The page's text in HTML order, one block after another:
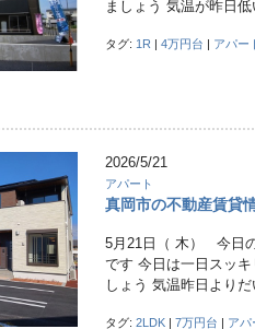
ましょう 気温が昨日
タグ: 1R |4万円台 | アパー
2026/5/21
アパート
真岡市の不動産賃
5月21日（ 木） 今日
です 今日は一日スッ
しょう 気温昨日より
タグ:2LDK |7万円台 | アパ